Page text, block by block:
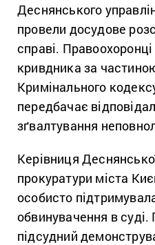
Деснянського
провели досудове
справі. Правоохоронці
кривдника за
Кримінального
передбачає
зґвалтування
Керівниця
прокуратури міста
особисто
обвинувачення в суді.
підсудний